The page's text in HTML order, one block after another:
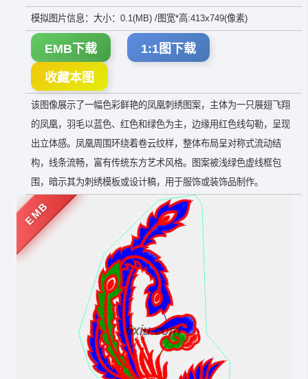
模拟图片信息：大小：0.1(MB) /图宽*高:413x749(像素)
EMB下载 1:1图下载
收藏本图
该图像展示了一幅色彩鲜艳的凤凰刺绣图案，主体为一只展翅飞翔
的凤凰，羽毛以蓝色、红色和绿色为主，边缘用红色线勾勒，呈现
出立体感。凤凰周围环绕着卷云纹样，整体布局呈对称式流动结
构，线条流畅，富有传统东方艺术风格。图案被浅绿色虚线框包
围，暗示其为刺绣模板或设计稿，用于服饰或装饰品制作。
EMB